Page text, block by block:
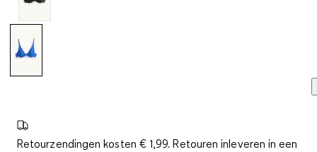
Retourzendingen kosten € 1,99. Retouren inleveren in een